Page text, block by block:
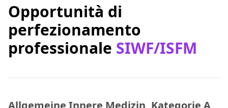
Opportunità di
perfezionamento
professionale SIWF/ISFM
Allgemeine Innere Medizin, Kategorie A